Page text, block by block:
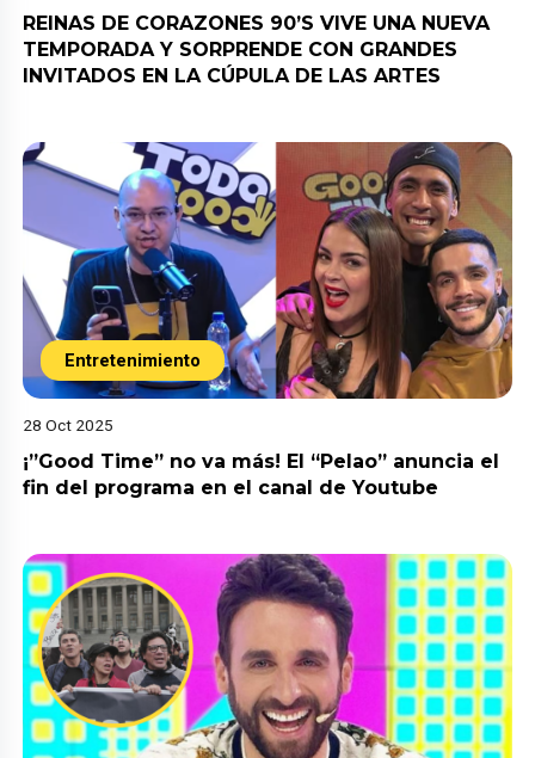
REINAS DE CORAZONES 90’S VIVE UNA NUEVA
TEMPORADA Y SORPRENDE CON GRANDES
INVITADOS EN LA CÚPULA DE LAS ARTES
Entretenimiento
28 Oct 2025
¡”Good Time” no va más! El “Pelao” anuncia el
fin del programa en el canal de Youtube